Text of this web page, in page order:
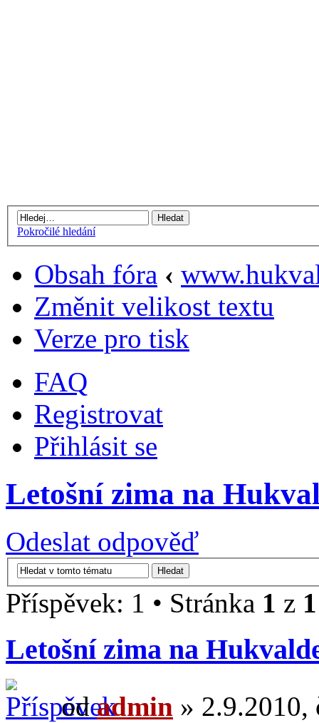
Pokročilé hledání
Obsah fóra ‹
Změnit velikost textu
Verze pro tisk
FAQ
Registrovat
Přihlásit se
Letošní zima na
Odeslat odpověď
Příspěvek: 1 • Stránka 1 z 1
Letošní zima na
odadmin » 2.9.2010,